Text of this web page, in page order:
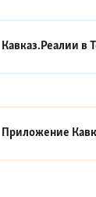
Кавказ.Реалии в
Приложение